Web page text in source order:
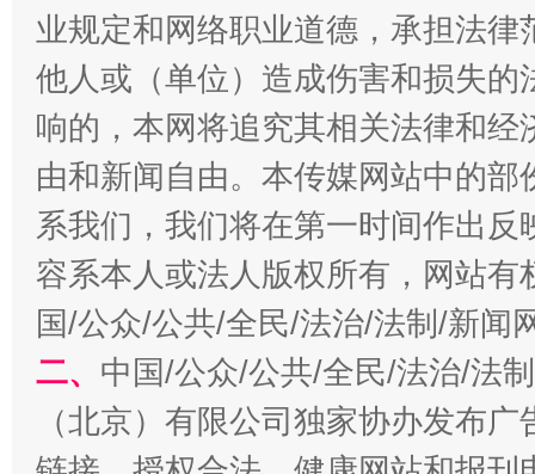
习近平的博鳌关键词
魏明亮
业规定和网络职业道德，承担法
他人或（单位）造成伤害和损失
响的，本网将追究其相关法律和
由和新闻自由。本传媒网站中的
系我们，我们将在第一时间作出
容系本人或法人版权所有，网站
国/公众/公共/全民/法治/法制/新闻
二、 中国/公众/公共/全民/法治/法
（北京）有限公司独家协办发布